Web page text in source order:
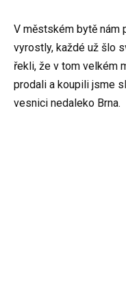
V městském bytě nám
vyrostly, každé už šlo
řekli, že v tom velkém
prodali a koupili jsme
vesnici nedaleko Brna.